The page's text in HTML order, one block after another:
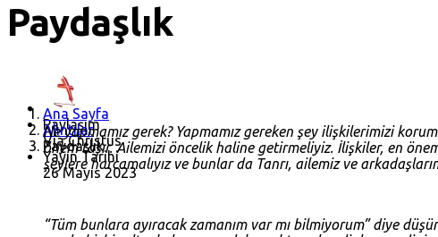
Paydaşlık
Paylaşım
Via Christus
Yayın Tarihi
26 Mayıs 2023
Ana Sayfa
Alıntılar
Paydaşlık
Ne yapmamız gerek? Yapmamız gereken şey ilişkilerimizi
önem taşır. Ailemizi öncelik haline getirmeliyiz. İlişkiler, en
şeylere harcamalıyız ve bunlar da Tanrı, ailemiz ve
“Tüm bunlara ayıracak zamanım var mı bilmiyorum” diye